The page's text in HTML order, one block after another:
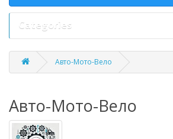
Categories
Авто-Мото-Вело
Авто-Мото-Вело